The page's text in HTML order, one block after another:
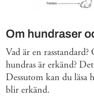
Om hundraser
Vad är en
hundras är erkänd?
Dessutom kan du läsa
blir erkänd.